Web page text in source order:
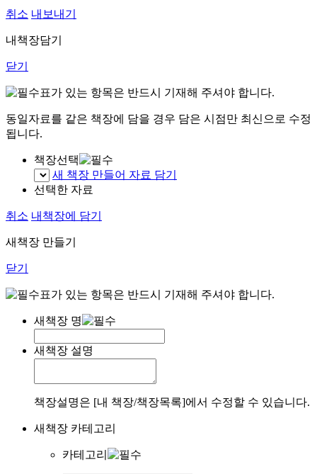
취소 내보내기
내책장담기
닫기
표가 있는 항목은 반드시 기재해 주셔야 합니다.
동일자료를 같은 책장에 담을 경우 담은 시점만 최신으로 수정
됩니다.
책장선택
새 책장 만들어 자료 담기
선택한 자료
취소 내책장에 담기
새책장 만들기
닫기
표가 있는 항목은 반드시 기재해 주셔야 합니다.
새책장 명
새책장 설명
책장설명은 [내 책장/책장목록]에서 수정할 수 있습니다.
새책장 카테고리
카테고리